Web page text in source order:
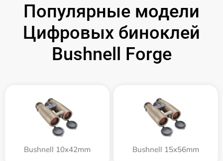
Популярные модели
Цифровых биноклей
Bushnell Forge
Bushnell 10x42mm Bushnell 15x56mm